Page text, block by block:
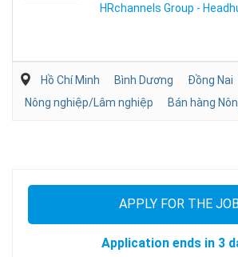
HRchannels Group -
Hồ Chí Minh Bình Dương
Đồng Nai
Nông nghiệp/Lâm nghiệp
Bán hàng
APPLY FOR THE JOB
Application ends in 3